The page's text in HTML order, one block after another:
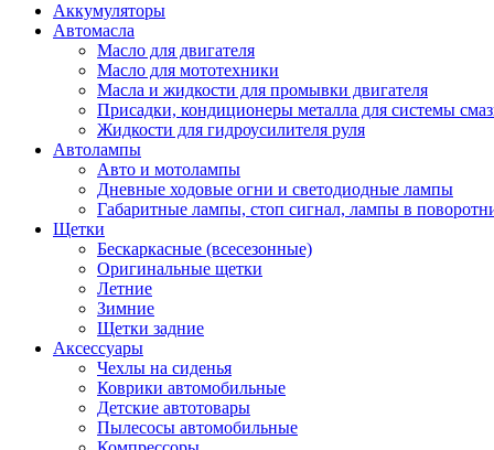
Аккумуляторы
Автомасла
Масло для двигателя
Масло для мототехники
Масла и жидкости для промывки двигателя
Присадки, кондиционеры металла для системы
Жидкости для гидроусилителя руля
Автолампы
Авто и мотолампы
Дневные ходовые огни и светодиодные лампы
Габаритные лампы, стоп сигнал, лампы в
Щетки
Бескаркасные (всесезонные)
Оригинальные щетки
Летние
Зимние
Щетки задние
Аксессуары
Чехлы на сиденья
Коврики автомобильные
Детские автотовары
Пылесосы автомобильные